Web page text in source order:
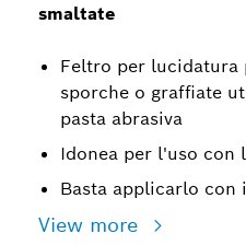
smaltate
Feltro per lucidatura
sporche o graffiate
pasta abrasiva
Idonea per l'uso con
Basta applicarlo con
View more